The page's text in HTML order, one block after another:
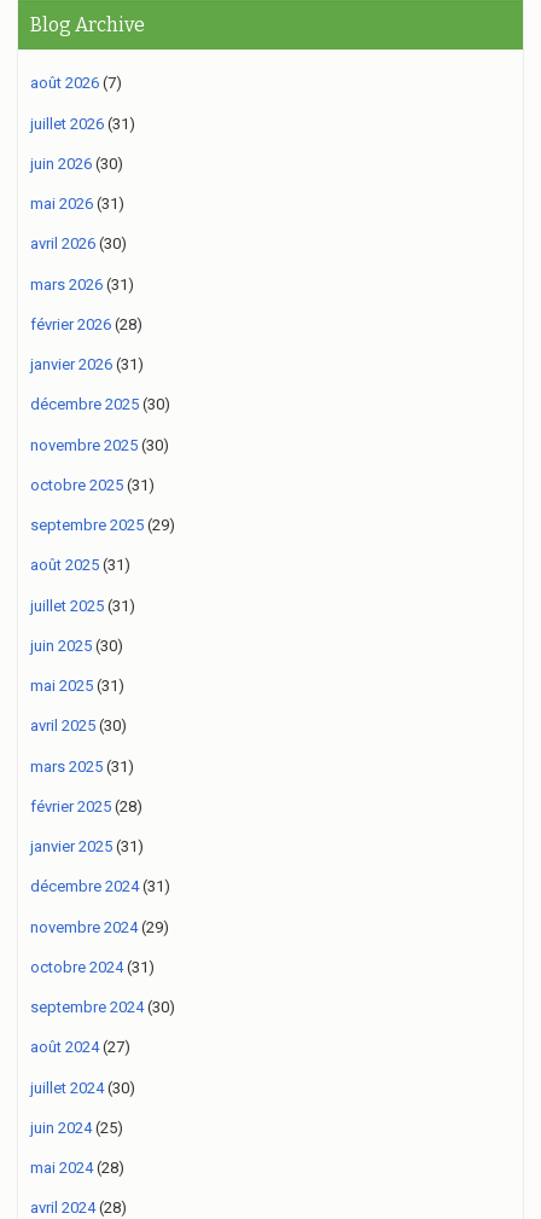
Blog Archive
août 2026 (7)
juillet 2026 (31)
juin 2026 (30)
mai 2026 (31)
avril 2026 (30)
mars 2026 (31)
février 2026 (28)
janvier 2026 (31)
décembre 2025 (30)
novembre 2025 (30)
octobre 2025 (31)
septembre 2025 (29)
août 2025 (31)
juillet 2025 (31)
juin 2025 (30)
mai 2025 (31)
avril 2025 (30)
mars 2025 (31)
février 2025 (28)
janvier 2025 (31)
décembre 2024(31)
novembre 2024(29)
octobre 2024(31)
septembre 2024(30)
août 2024(27)
juillet 2024(30)
juin 2024(25)
mai 2024(28)
avril 2024(28)